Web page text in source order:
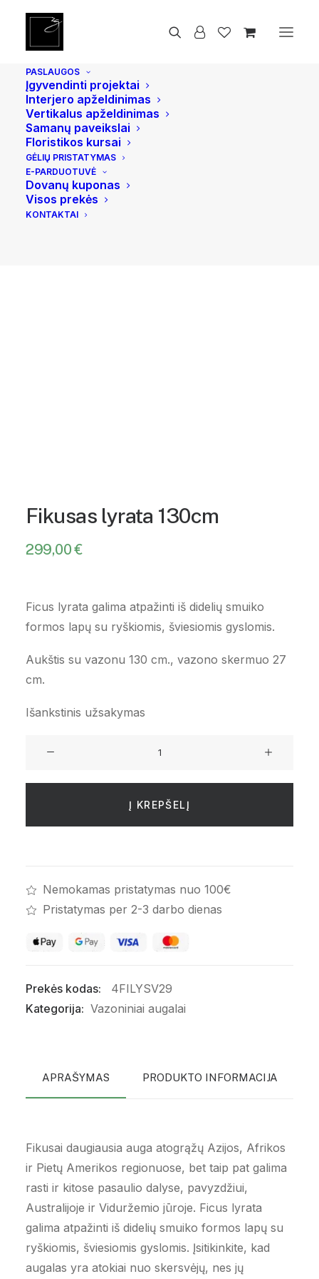
PASLAUGOS
Įgyvendinti projektai
Interjero apželdinimas
Vertikalus apželdinimas
Samanų paveikslai
Floristikos kursai
GĖLIŲ PRISTATYMAS
E-PARDUOTUVĖ
Dovanų kuponas
Visos prekės
KONTAKTAI
Pradžia Fikusas lyrata 130cm
Fikusas lyrata 130cm
299,00€
Ficus lyrata galima atpažinti iš didelių smuiko
formos lapų su ryškiomis, šviesiomis gyslomis.
Aukštis su vazonu 130 cm., vazono skermuo 27
cm.
Išankstinis užsakymas
Fikusas
130cm
Į KREPŠELĮ
Nemokamas pristatymas nuo 100€
Pristatymas per 2-3 darbo dienas
Prekės kodas:
4FILYSV29
Kategorija: Vazoniniai augalai
APRAŠYMAS PRODUKTO INFORMACIJA
Fikusai daugiausia auga atogrąžų Azijos, Afrikos
ir Pietų Amerikos regionuose, bet taip pat galima
rasti ir kitose pasaulio dalyse, pavyzdžiui,
Australijoje ir Viduržemio jūroje. Ficus lyrata
galima atpažinti iš didelių smuiko formos lapų su
ryškiomis, šviesiomis gyslomis. Įsitikinkite, kad
augalas yra atokiai nuo skersvėjų, nes jų